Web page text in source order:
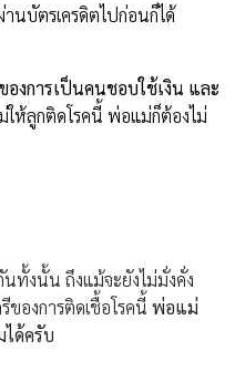
นบัตรเครดิตไปก่อนก็ได้
งการเป็นคนชอบใช้เงิน และ
ให้ลูกติดโรคนี้ พ่อแม่ก็ต้องไม่
ทั้งนั้น ถึงแม้จะยังไม่มั่งคั่ง
องการติดเชื้อโรคนี้ พ่อแม่
ด้ครับ